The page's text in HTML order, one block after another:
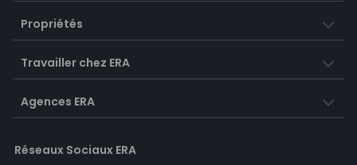
Propriétés
Travailler chez ERA
Agences ERA
Réseaux Sociaux ERA